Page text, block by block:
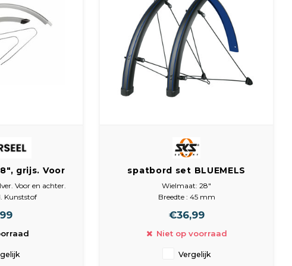
grijs. Voor
breed.
Voor en achter.
Kunststof
spatbord set BLUEMELS
STINGRAY 45 BLUE 28
Wielmaat: 28"
Breedte : 45 mm
Gewicht : 553 gr.
Lengte spatbord voor: 680 mm
€36,99
Niet op voorraad
Vergelijk